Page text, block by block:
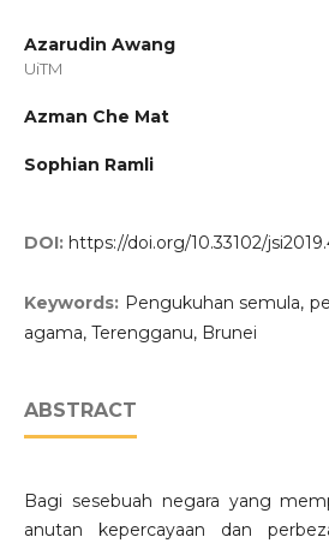
Azarudin Awang
UiTM
Azman Che Mat
Sophian Ramli
DOI: https://doi.org/10.33102/
Keywords: Pengukuhan semula,
agama, Terengganu, Brunei
ABSTRACT
Bagi sesebuah negara yang
anutan kepercayaan dan